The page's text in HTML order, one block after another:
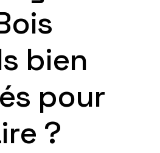
bien
pour
?